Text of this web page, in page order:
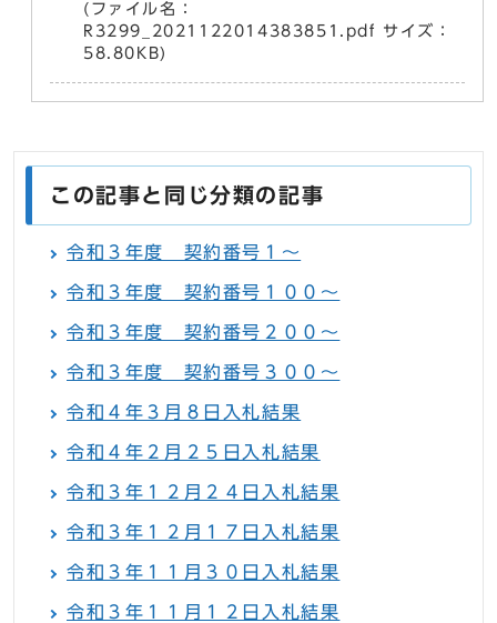
(ファイル名：
R3299_2021122014383851.pdf サイズ：
58.80KB)
この記事と同じ分類の記事
令和３年度 契約番号１～
令和３年度 契約番号１００～
令和３年度 契約番号２００～
令和３年度 契約番号３００～
令和４年３月８日入札結果
令和４年２月２５日入札結果
令和３年１２月２４日入札結果
令和３年１２月１７日入札結果
令和３年１１月３０日入札結果
令和３年１１月１２日入札結果